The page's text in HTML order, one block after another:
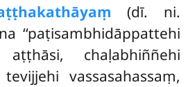
(dī. ni.
‘‘paṭisambhidāppattehi
aṭṭhāsi, chaḷabhiññehi
vassasahassaṃ,